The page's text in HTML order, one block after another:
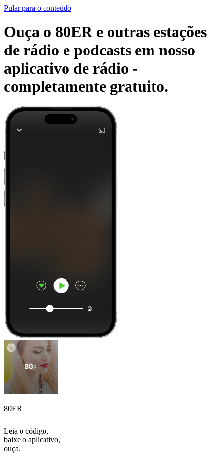
Pular para o conteúdo
Ouça o 80ER e outras estações
de rádio e podcasts em nosso
aplicativo de rádio -
completamente gratuito.
80ER
Leia o código,
baixe o aplicativo,
ouça.